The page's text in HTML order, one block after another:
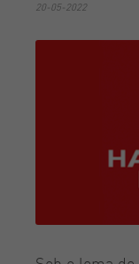
20-05-2022